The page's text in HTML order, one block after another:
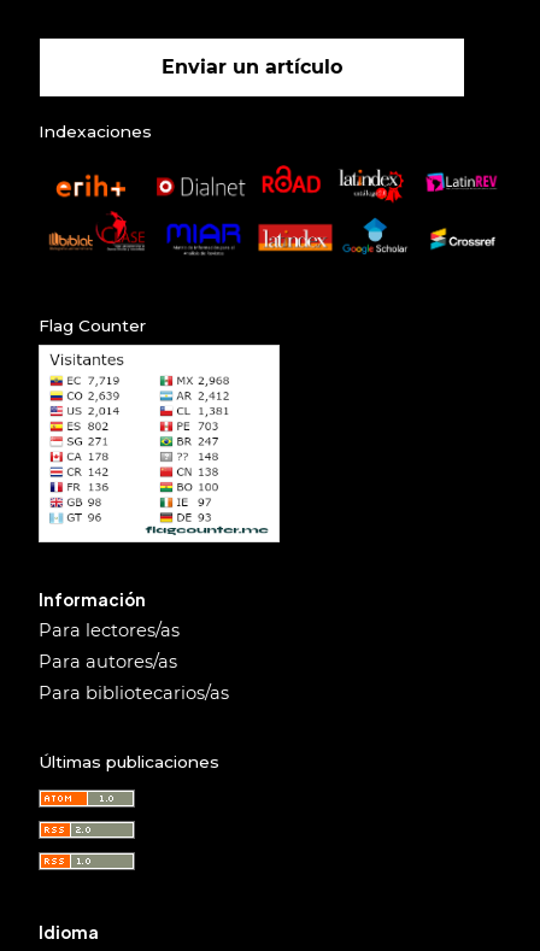
Enviar un artículo
Indexaciones
Flag Counter
Información
Para lectores/as
Para autores/as
Para bibliotecarios/as
Últimas publicaciones
Idioma